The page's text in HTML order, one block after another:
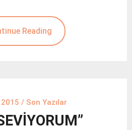
Reading
/ Son Yazılar